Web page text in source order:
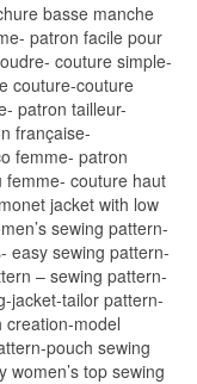
basse manche
patron facile pour
couture simple-
couture-couture
patron tailleur-
française-
femme- patron
couture haut
jacket with low
sewing pattern-
easy sewing pattern-
– sewing pattern-
jacket-tailor pattern-
model
pouch sewing
women’s top sewing